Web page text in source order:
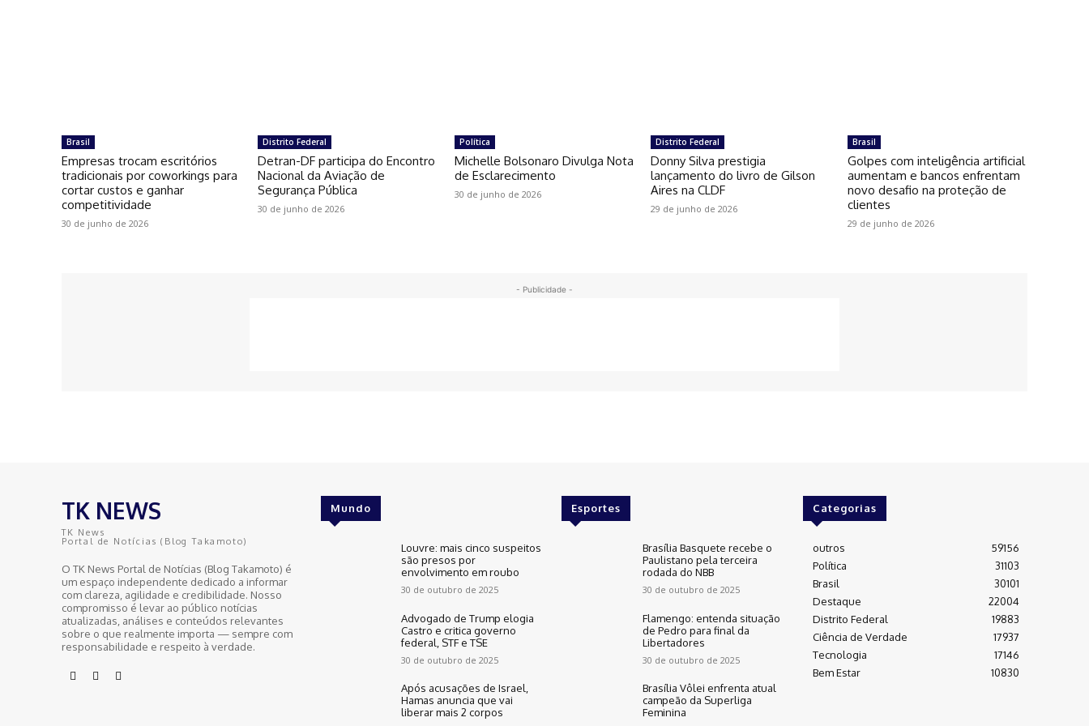
Brasil
Empresas trocam escritórios
tradicionais por coworkings para
cortar custos e ganhar
competitividade
30 de junho de 2026
Distrito Federal
Detran-DF participa do Encontro
Nacional da Aviação de
Segurança Pública
30 de junho de 2026
Política
Michelle Bolsonaro Divulga Nota
de Esclarecimento
30 de junho de 2026
Distrito Federal
Donny Silva prestigia
lançamento do livro de Gilson
Aires na CLDF
29 de junho de 2026
Brasil
Golpes com inteligência artificial
aumentam e bancos enfrentam
novo desafio na proteção de
clientes
29 de junho de 2026
- Publicidade -
TK NEWS
TK News
Portal de Notícias (Blog Takamoto)
O TK News Portal de Notícias (Blog Takamoto) é
um espaço independente dedicado a informar
com clareza, agilidade e credibilidade. Nosso
compromisso é levar ao público notícias
atualizadas, análises e conteúdos relevantes
sobre o que realmente importa — sempre com
responsabilidade e respeito à verdade.
Mundo
Louvre: mais cinco suspeitos
são presos por
envolvimento em roubo
30 de outubro de 2025
Advogado de Trump elogia
Castro e critica governo
federal, STF e TSE
30 de outubro de 2025
Após acusações de Israel,
Hamas anuncia que vai
liberar mais 2 corpos
Esportes
Brasília Basquete recebe o
Paulistano pela terceira
rodada do NBB
30 de outubro de 2025
Flamengo: entenda situação
de Pedro para final da
Libertadores
30 de outubro de 2025
Brasília Vôlei enfrenta atual
campeão da Superliga
Feminina
Categorias
outros
59156
Política
31103
Brasil
30101
Destaque
22004
Distrito Federal
19883
Ciência de Verdade
17937
Tecnologia
17146
Bem Estar
10830